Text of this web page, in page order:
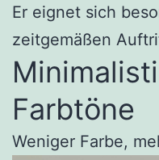
Er eignet sich
zeitgemäßen
Farbtöne
Weniger Farbe,